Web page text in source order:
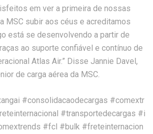
em ver a primeira de nossas
MSC subir aos céus e acreditamos
está se desenvolvendo a partir de
ao suporte confiável e contínuo de
Atlas Air.” Disse Jannie Davel,
de carga aérea da MSC.
#consolidacaodecargas #comextr
#transportedecargas #i
#fcl #bulk #freteinternacion